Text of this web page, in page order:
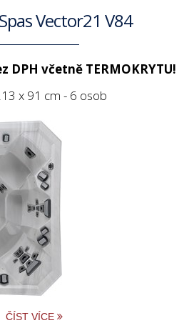
Vector21 V84
DPH včetně TERMOKRYTU!
x 91 cm - 6 osob
ČÍST VÍCE